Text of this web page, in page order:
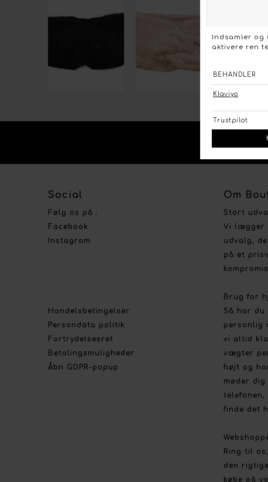
Social
Følg os på :
Facebook
Instagram
Handelsbetingelser
Persondata politik
Fortrydelsesret
Betalingsmuligheder
Åbn GDPR-popup
Om
Stort
Vi lægger
udvalg,
på et
Brug for
Så har du
personlig
vi altid
vægter
højt og
møder
finde det
Ring til
den
købe på